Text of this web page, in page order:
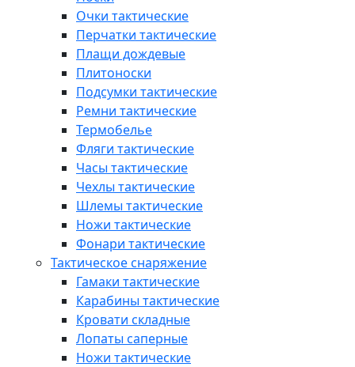
Очки тактические
Перчатки тактические
Плащи дождевые
Плитоноски
Подсумки тактические
Ремни тактические
Термобелье
Фляги тактические
Часы тактические
Чехлы тактические
Шлемы тактические
Ножи тактические
Фонари тактические
Тактическое снаряжение
Гамаки тактические
Карабины тактические
Кровати складные
Лопаты саперные
Ножи тактические